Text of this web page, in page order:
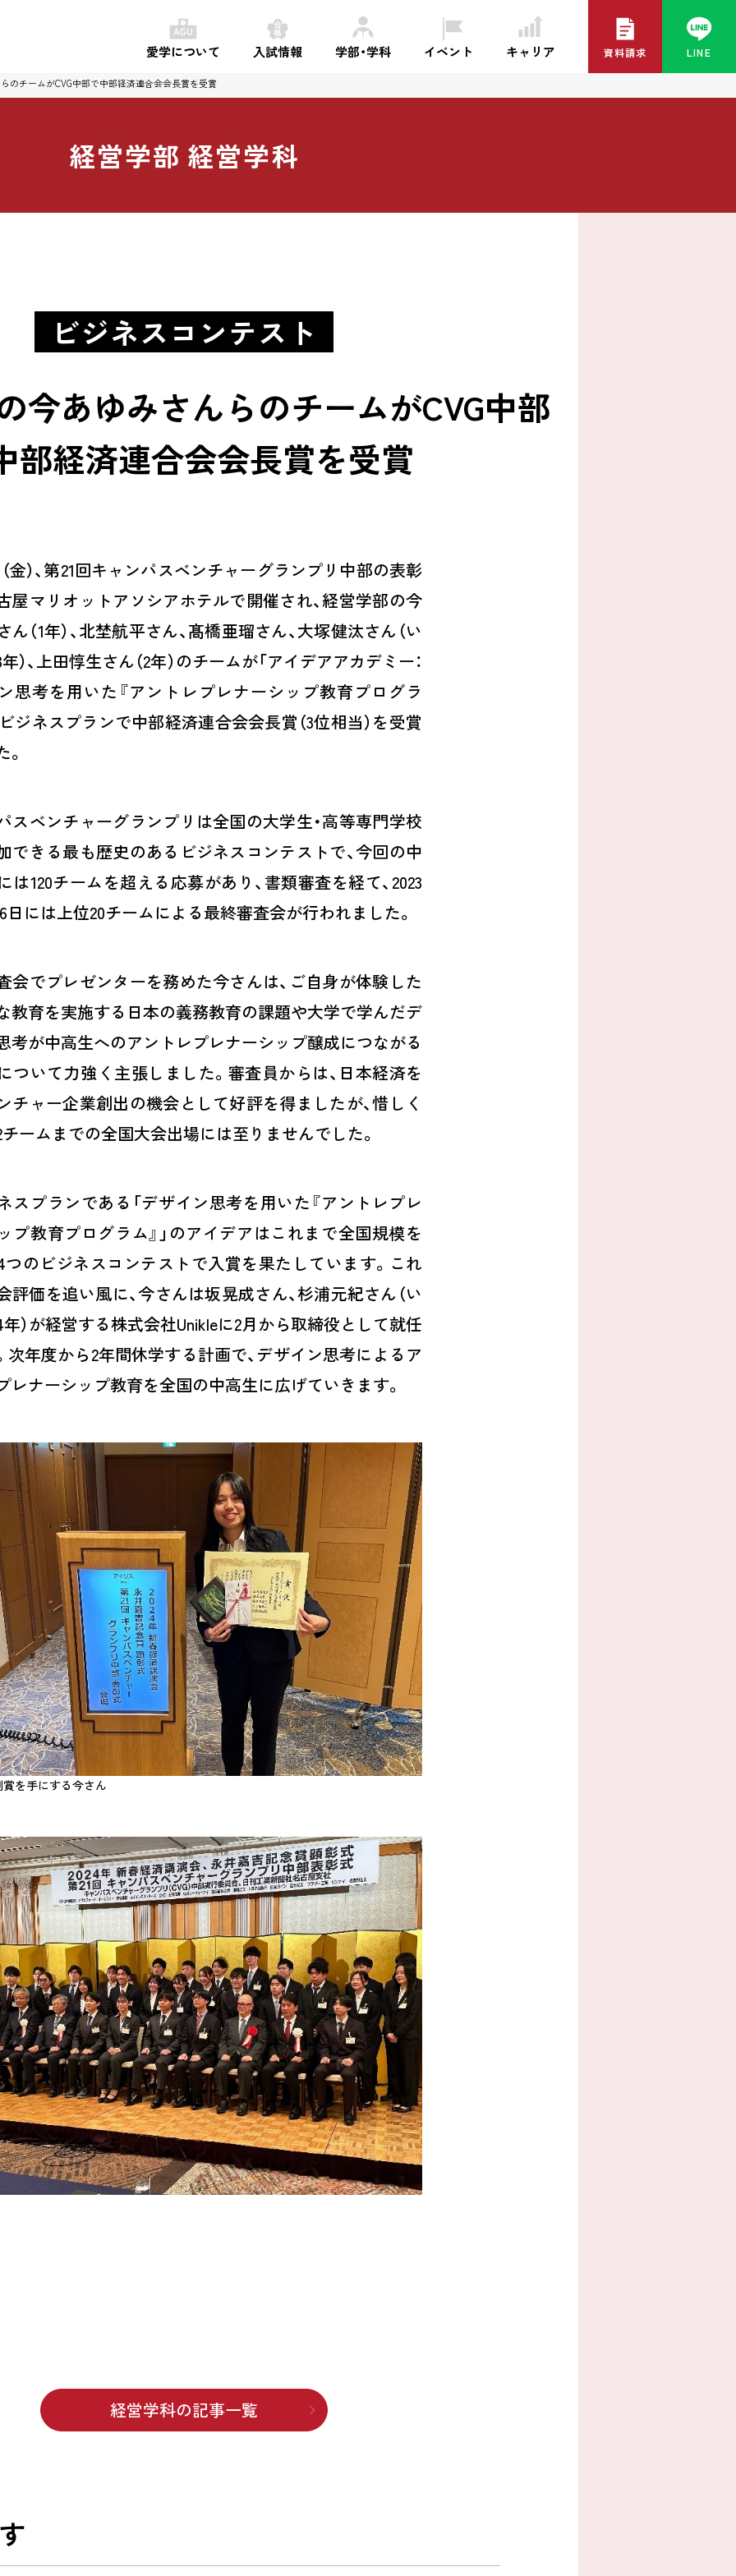
愛学について 入試情報 学部・学科 イベント キャリア 資料請求 LINE
のチームがCVG中部で中部経済連合会会長賞を受賞
経営学部 経営学科
ビジネスコンテスト
今あゆみさんらのチームがCVG中部
部経済連合会会長賞を受賞
金）、第21回キャンパスベンチャーグランプリ中部の表彰
屋マリオットアソシアホテルで開催され、経営学部の今
ん（1年）、北埜航平さん、髙橋亜瑠さん、大塚健汰さん（い
年）、上田惇生さん（2年）のチームが「アイデアアカデミー：
思考を用いた『アントレプレナーシップ教育プログラ
ビジネスプランで中部経済連合会会長賞（3位相当）を受賞
スベンチャーグランプリは全国の大学生・高等専門学校
できる最も歴史のあるビジネスコンテストで、今回の中
は120チームを超える応募があり、書類審査を経て、 2023
日には上位20チームによる最終審査会が行われました。
会でプレゼンターを務めた今さんは、ご自身が体験した
教育を実施する日本の義務教育の課題や大学で学んだデ
考が中高生へのアントレプレナーシップ醸成につながる
ついて力強く主張しました。審査員からは、日本経済を
チャー企業創出の機会として好評を得ましたが、惜しく
チームまでの全国大会出場には至りませんでした。
スプランである「デザイン思考を用いた『アントレプレ
プ教育プログラム』」のアイデアはこれまで全国規模を
つのビジネスコンテストで入賞を果たしています。これ
評価を追い風に、今さんは坂晃成さん、杉浦元紀さん（い
年）が経営する株式会社Unikleに2月から取締役として就任
次年度から2年間休学する計画で、デザイン思考によるア
レナーシップ教育を全国の中高生に広げていきます。
を手にする今さん
経営学科の記事一覧